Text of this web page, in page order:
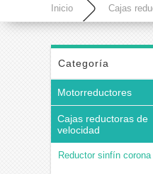
Inicio Cajas
Categoría
Motorreductores
Cajas reductoras de
velocidad
Reductor sinfín corona